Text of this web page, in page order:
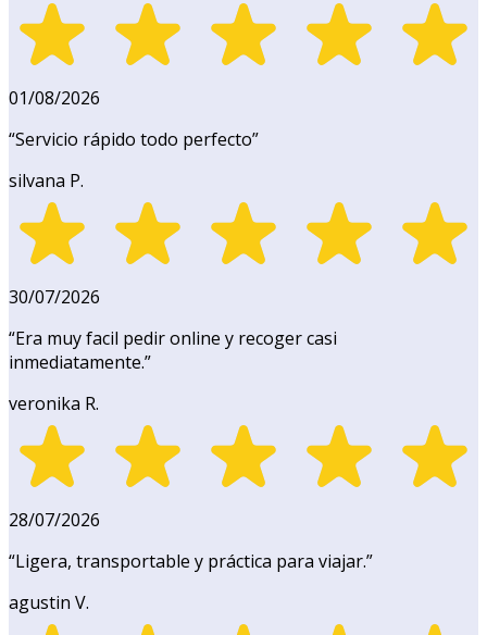
01/08/2026
“Servicio rápido todo perfecto”
silvana P.
30/07/2026
“Era muy facil pedir online y recoger casi
inmediatamente.”
veronika R.
28/07/2026
“Ligera, transportable y práctica para viajar.”
agustin V.